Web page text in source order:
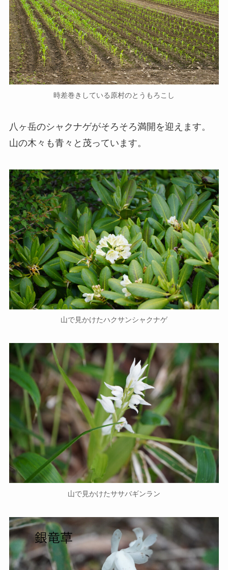
時差巻きしている原村のとうもろこし
八ヶ岳のシャクナゲがそろそろ満開を迎えます。
山の木々も青々と茂っています。
山で見かけたハクサンシャクナゲ
山で見かけたササバギンラン